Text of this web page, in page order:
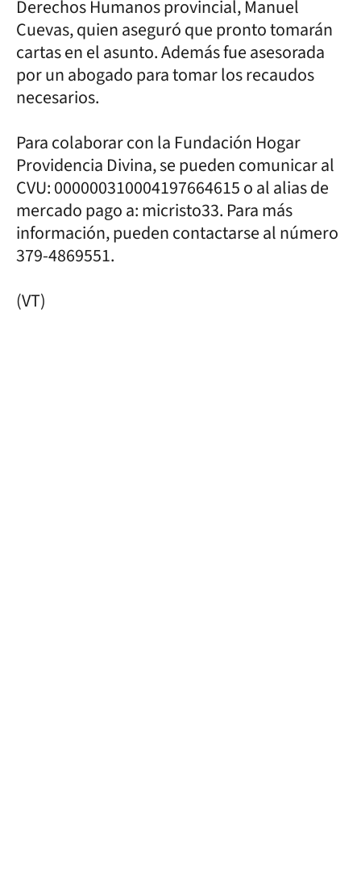
Derechos Humanos provincial, Manuel
Cuevas, quien aseguró que pronto tomarán
cartas en el asunto. Además fue asesorada
por un abogado para tomar los recaudos
necesarios.
Para colaborar con la Fundación Hogar
Providencia Divina, se pueden comunicar al
CVU: 000000310004197664615 o al alias de
mercado pago a: micristo33. Para más
información, pueden contactarse al número
379-4869551.
(VT)